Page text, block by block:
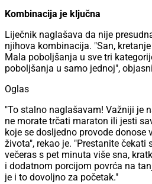
Kombinacija je ključna
Liječnik naglašava da nije
njihova kombinacija. "San,
Mala poboljšanja u sve tri
poboljšanja u samo jednoj",
Oglas
"To stalno naglašavam! Važniji je
ne morate trčati maraton ili jesti
koje se dosljedno provode donose
života", rekao je. "Prestanite čekati
večeras s pet minuta više sna,
i dodatnom porcijom povrća na
je i to dovoljno za početak."